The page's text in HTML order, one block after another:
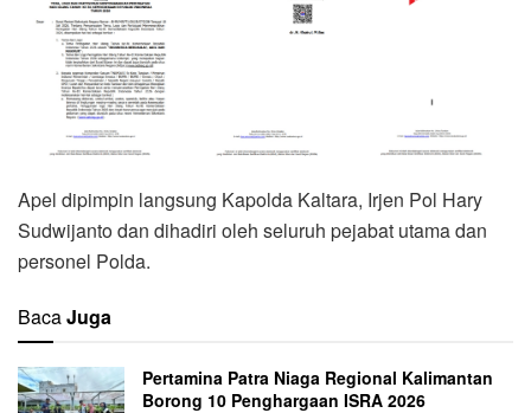
Apel dipimpin langsung Kapolda Kaltara, Irjen Pol Hary
Sudwijanto dan dihadiri oleh seluruh pejabat utama dan
personel Polda.
BacaJuga
Pertamina Patra Niaga Regional Kalimantan
Borong 10 Penghargaan ISRA 2026